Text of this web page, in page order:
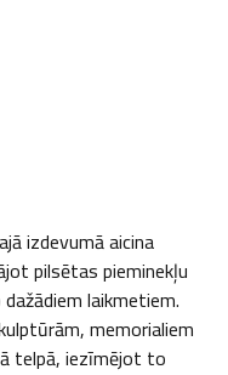
izdevumā aicina
pilsētas pieminekļu
laikmetiem.
memorialiem
telpā, iezīmējot to